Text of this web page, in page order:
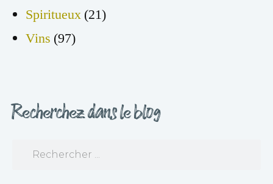
Spiritueux (21)
Vins (97)
Recherchez dans le blog